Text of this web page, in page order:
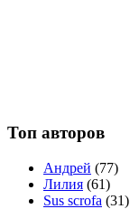
Топ авторов
Андрей (77)
Лилия (61)
Sus scrofa (31)